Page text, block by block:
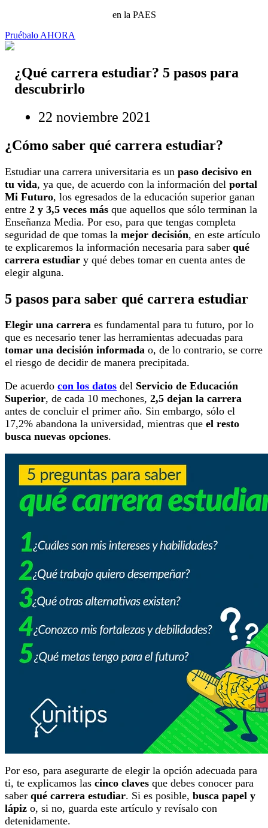
en la PAES
Pruébalo AHORA
¿Qué carrera estudiar? 5 pasos para
descubrirlo
22 noviembre 2021
¿Cómo saber qué carrera estudiar?
Estudiar una carrera universitaria es un paso decisivo en
tu vida, ya que, de acuerdo con la información del portal
Mi Futuro, los egresados de la educación superior ganan
entre 2 y 3,5 veces más que aquellos que sólo terminan la
Enseñanza Media. Por eso, para que tengas completa
seguridad de que tomas la mejor decisión, en este artículo
te explicaremos la información necesaria para saber qué
carrera estudiar y qué debes tomar en cuenta antes de
elegir alguna.
5 pasos para saber qué carrera estudiar
Elegir una carrera es fundamental para tu futuro, por lo
que es necesario tener las herramientas adecuadas para
tomar una decisión informada o, de lo contrario, se corre
el riesgo de decidir de manera precipitada.
De acuerdo con los datos del Servicio de Educación
Superior, de cada 10 mechones, 2,5 dejan la carrera
antes de concluir el primer año. Sin embargo, sólo el
17,2% abandona la universidad, mientras que el resto
busca nuevas opciones.
Por eso, para asegurarte de elegir la opción adecuada para
ti, te explicamos las cinco claves que debes conocer para
saber qué carrera estudiar. Si es posible, busca papel y
lápiz o, si no, guarda este artículo y revísalo con
detenidamente.